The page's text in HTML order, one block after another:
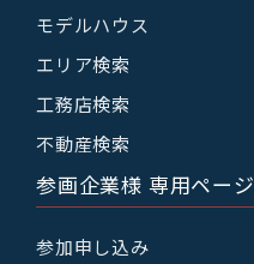
モデルハウス
エリア検索
工務店検索
不動産検索
参画企業様 専用ページ
参加申し込み